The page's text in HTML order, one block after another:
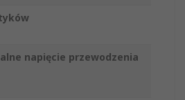
napięcie przewodzenia